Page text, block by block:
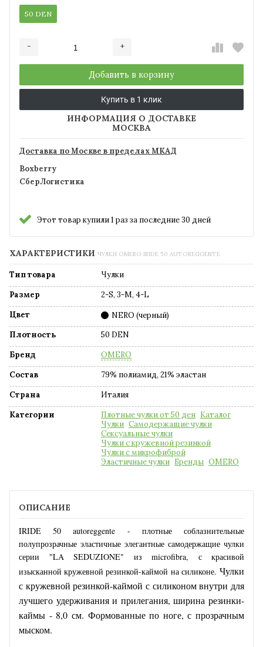
50 DEN
- +
Добавить в корзину
Купить в 1 клик
ИНФОРМАЦИЯ О ДОСТАВКЕ
МОСКВА
Доставка по Москве в пределах МКАД
Boxberry
СберЛогистика
Этот товар купили 1 раз за последние 30 дней
ХАРАКТЕРИСТИКИ ЧУЛКИ OMERO IRIDE 50 AUTOREGGENTE
Тип товара
Чулки
Размер
2-S, 3-M, 4-L
Цвет
NERO (черный)
Плотность
50 DEN
Бренд
OMERO
Состав
79% полиамид, 21% эластан
Страна
Италия
Категории
Плотные чулки от 50 ден Каталог
Чулки Самодержащие чулки
Сексуальные чулки
Чулки с кружевной резинкой
Чулки с микрофиброй
Эластичные чулки Бренды OMERO
ОПИСАНИЕ
IRIDE 50 autoreggente - плотные соблазнительные
полупрозрачные эластичные элегантные самодержащие чулки
серии "LA SEDUZIONE" из microfibra, с красивой
изысканной кружевной резинкой-каймой на силиконе. Чулки
с кружевной резинкой-каймой с силиконом внутри для
лучшего удерживания и прилегания, ширина резинки-
каймы - 8,0 см. Формованные по ноге, с прозрачным
мыском.